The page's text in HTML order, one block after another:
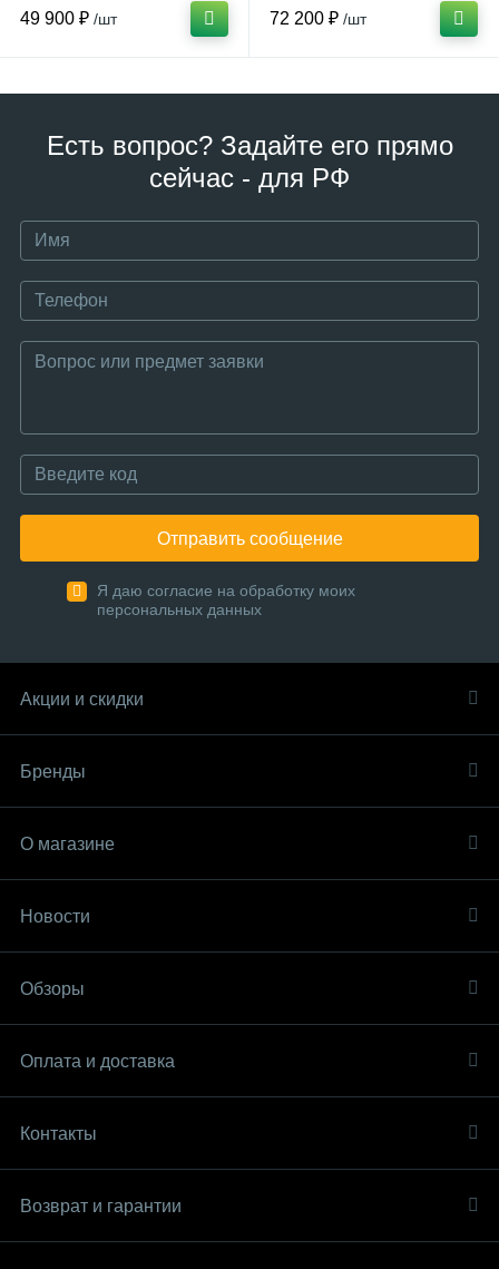
49 900 ₽ /шт 72 200 ₽ /шт
Есть вопрос? Задайте его прямо
сейчас - для РФ
Отправить сообщение
Я даю согласие на обработку моих
персональных данных
Акции и скидки
Бренды
О магазине
Новости
Обзоры
Оплата и доставка
Контакты
Возврат и гарантии